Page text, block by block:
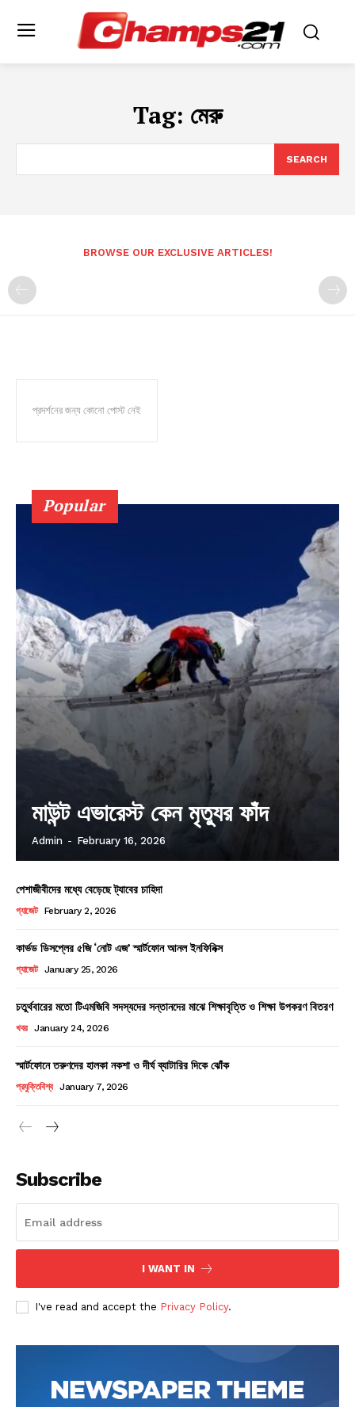
Company
About
Subscription Plans
My account
Tag: মেরু
SEARCH
BROWSE OUR EXCLUSIVE ARTICLES!
প্রদর্শনের জন্য কোনো পোস্ট নেই
Popular
মাউন্ট এভারেস্ট কেন মৃত্যুর ফাঁদ
Admin - February 16, 2026
পেশাজীবীদের মধ্যে বেড়েছে ট্যাবের চাহিদা
গ্যাজেট February 2, 2026
কার্ভড ডিসপ্লের ৫জি ‘নোট এজ’ স্মার্টফোন আনল ইনফিনিক্স
গ্যাজেট January 25, 2026
চতুর্থবারের মতো টিএমজিবি সদস্যদের সন্তানদের মাঝে শিক্ষাবৃত্তি ও শিক্ষা উপকরণ বিতরণ
খবর January 24, 2026
স্মার্টফোনে তরুণদের হালকা নকশা ও দীর্ঘ ব্যাটারির দিকে ঝোঁক
প্রযুক্তিবিশ্ব January 7, 2026
Subscribe
I WANT IN
I've read and accept the Privacy Policy.